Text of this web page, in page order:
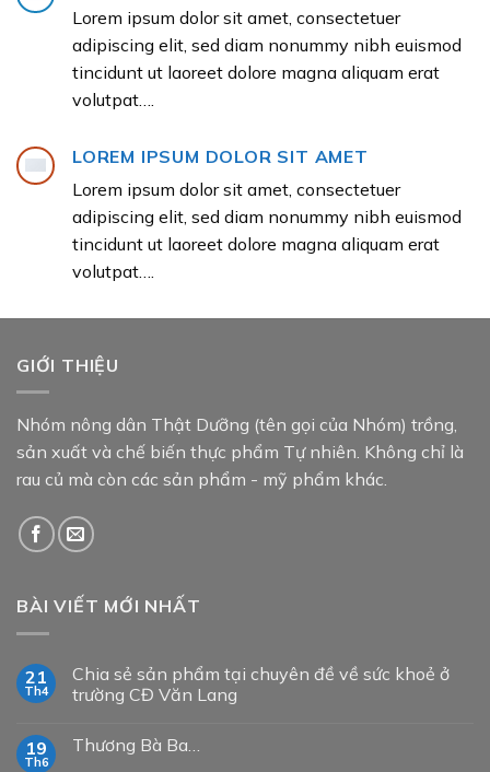
Lorem ipsum dolor sit amet, consectetuer
adipiscing elit, sed diam nonummy nibh euismod
tincidunt ut laoreet dolore magna aliquam erat
volutpat….
LOREM IPSUM DOLOR SIT AMET
Lorem ipsum dolor sit amet, consectetuer
adipiscing elit, sed diam nonummy nibh euismod
tincidunt ut laoreet dolore magna aliquam erat
volutpat….
GIỚI THIỆU
Nhóm nông dân Thật Dưỡng (tên gọi của Nhóm) trồng,
sản xuất và chế biến thực phẩm Tự nhiên. Không chỉ là
rau củ mà còn các sản phẩm - mỹ phẩm khác.
BÀI VIẾT MỚI NHẤT
21
Th4
Chia sẻ sản phẩm tại chuyên đề về sức khoẻ ở
trường CĐ Văn Lang
19
Th6
Thương Bà Ba…